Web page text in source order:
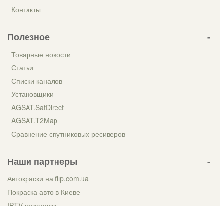
Контакты
Полезное
Товарные новости
Статьи
Списки каналов
Установщики
AGSAT.SatDirect
AGSAT.T2Map
Сравнение спутниковых ресиверов
Наши партнеры
Автокраски на flip.com.ua
Покраска авто в Киеве